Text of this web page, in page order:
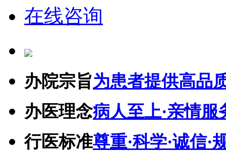
在线咨询
办院宗旨为患者提供高品
办医理念病人至上·亲情服
行医标准尊重·科学·诚信·